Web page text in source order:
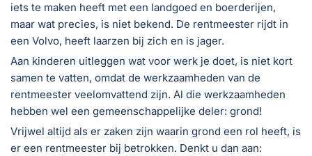
iets te maken heeft met een landgoed en boerderijen,
maar wat precies, is niet bekend. De rentmeester rijdt in
een Volvo, heeft laarzen bij zich en is jager.
Aan kinderen uitleggen wat voor werk je doet, is niet kort
samen te vatten, omdat de werkzaamheden van de
rentmeester veelomvattend zijn. Al die werkzaamheden
hebben wel een gemeenschappelijke deler: grond!
Vrijwel altijd als er zaken zijn waarin grond een rol heeft, is
er een rentmeester bij betrokken. Denkt u dan aan: